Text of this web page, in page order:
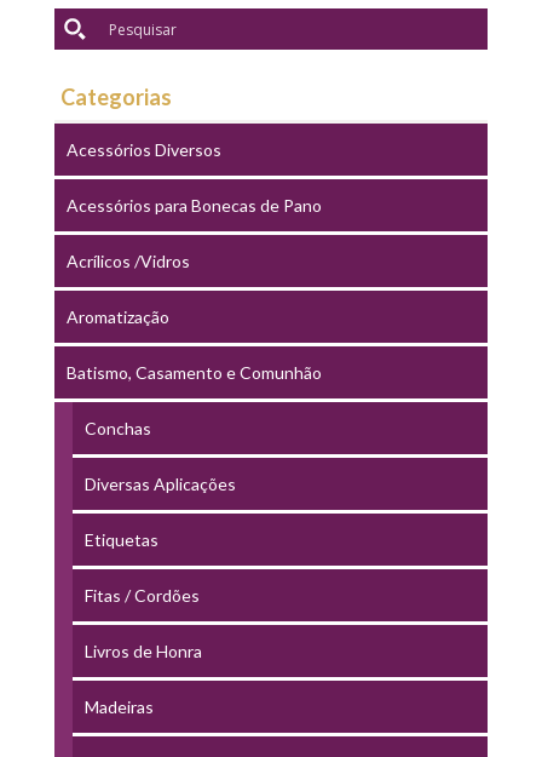
Categorias
Acessórios Diversos
Acessórios para Bonecas de Pano
Acrílicos /Vidros
Aromatização
Batismo, Casamento e Comunhão
Conchas
Diversas Aplicações
Etiquetas
Fitas / Cordões
Livros de Honra
Madeiras